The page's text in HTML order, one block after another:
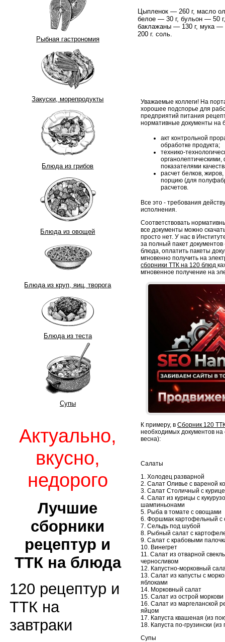
Рыбная гастрономия
Закуски, морепродукты
Блюда из грибов
Блюда из овощей
Блюда из круп, яиц, творога
Блюда из теста
Супы
Актуально,
вкусно,
недорого
Лучшие
сборники
рецептур и
ТТК на блюда
120 рецептур и
ТТК на
завтраки
Цыпленок — 260 г, масло
белое — 30 г, бульон — 50
баклажаны — 130 г, мука —
200 г. соль.
Уважаемые коллеги! На
хорошее подспорье для
предприятий питания
нормативные документы на
акт контрольной
обработке продукта;
технико-
показателями
расчет белков,
порцию (для
расчетов.
Все это - требования
исполнения.
Соответствовать
все документы можно
просто нет. У нас в
за полный пакет
блюда, оплатить пакеты
мгновенно получить на
сборники ТТК на 120 блюд
мгновенное получение на
К примеру, в Сборник 120
необходимых документов
весна):
Салаты
1. Холодец разварной
2. Салат Оливье с вареной
3. Салат Столичный с
4. Салат из курицы с
шампиньонами
5. Рыба в томате с овощами
6. Форшмак картофельный с
7. Сельдь под шубой
8. Рыбный салат с
9. Салат с крабовыми
10. Винегрет
11. Салат из отварной
черносливом
12. Капустно-морковный
13. Салат из капусты с
яблоками
14. Морковный салат
15. Салат из острой моркови
16. Салат из маргеланской
яйцом
17. Капуста квашеная (из
18. Капуста по-грузински (из
Супы